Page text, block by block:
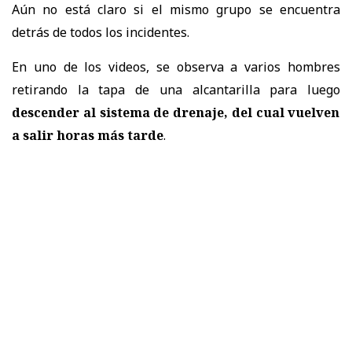
Aún no está claro si el mismo grupo se encuentra
detrás de todos los incidentes.
En uno de los videos, se observa a varios hombres
retirando la tapa de una alcantarilla para luego
descender al sistema de drenaje, del cual vuelven
a salir horas más tarde.